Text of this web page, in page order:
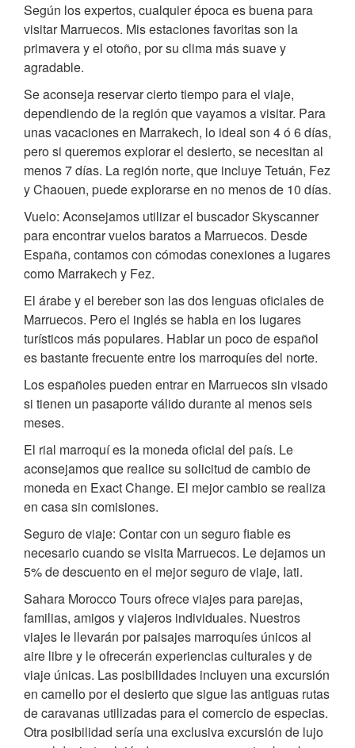
Según los expertos, cualquier época es buena para
visitar Marruecos. Mis estaciones favoritas son la
primavera y el otoño, por su clima más suave y
agradable.
Se aconseja reservar cierto tiempo para el viaje,
dependiendo de la región que vayamos a visitar. Para
unas vacaciones en Marrakech, lo ideal son 4 ó 6 días,
pero si queremos explorar el desierto, se necesitan al
menos 7 días. La región norte, que incluye Tetuán, Fez
y Chaouen, puede explorarse en no menos de 10 días.
Vuelo: Aconsejamos utilizar el buscador Skyscanner
para encontrar vuelos baratos a Marruecos. Desde
España, contamos con cómodas conexiones a lugares
como Marrakech y Fez.
El árabe y el bereber son las dos lenguas oficiales de
Marruecos. Pero el inglés se habla en los lugares
turísticos más populares. Hablar un poco de español
es bastante frecuente entre los marroquíes del norte.
Los españoles pueden entrar en Marruecos sin visado
si tienen un pasaporte válido durante al menos seis
meses.
El rial marroquí es la moneda oficial del país. Le
aconsejamos que realice su solicitud de cambio de
moneda en Exact Change. El mejor cambio se realiza
en casa sin comisiones.
Seguro de viaje: Contar con un seguro fiable es
necesario cuando se visita Marruecos. Le dejamos un
5% de descuento en el mejor seguro de viaje, Iati.
Sahara Morocco Tours ofrece viajes para parejas,
familias, amigos y viajeros individuales. Nuestros
viajes le llevarán por paisajes marroquíes únicos al
aire libre y le ofrecerán experiencias culturales y de
viaje únicas. Las posibilidades incluyen una excursión
en camello por el desierto que sigue las antiguas rutas
de caravanas utilizadas para el comercio de especias.
Otra posibilidad sería una exclusiva excursión de lujo